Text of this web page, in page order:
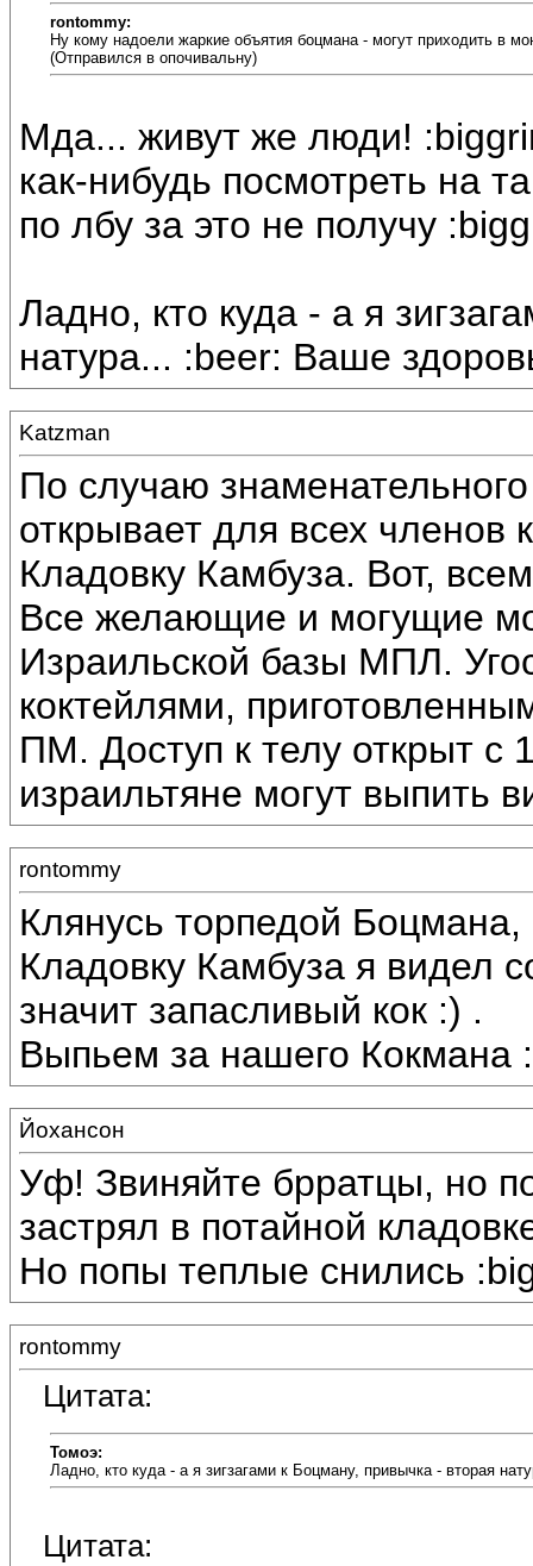
rontommy:
Ну кому надоели жаркие объятия боцмана - могут приходить в
(Отправился в опочивальну)
Мда... живут же люди!
как-нибудь посмотреть на
по лбу за это не получу
Ладно, кто куда - а я
натура... :beer: Ваше
Katzman
По случаю
открывает для всех
Кладовку Камбуза. Вот,
Все желающие и могущие
Израильской базы МПЛ.
коктейлями,
ПМ. Доступ к телу открыт с
израильтяне могут выпить
rontommy
Клянусь торпедой
Кладовку Камбуза я видел
значит запасливый кок :) .
Выпьем за нашего Кокмана
Йохансон
Уф! Звиняйте брратцы, но
застрял в потайной
Но попы теплые снились
rontommy
Цитата:
Томоэ:
Ладно, кто куда - а я зигзагами к Боцману, привычка - вторая
Цитата: